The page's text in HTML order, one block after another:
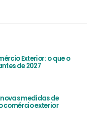
de 2027
medidas de
comércio exterior